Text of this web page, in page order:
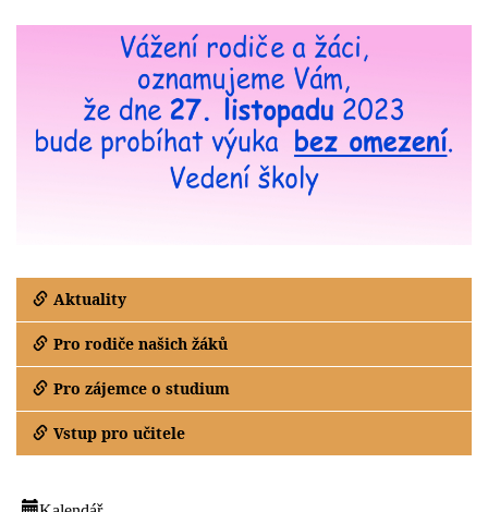
Aktuality
Pro rodiče našich žáků
Pro zájemce o studium
Vstup pro učitele